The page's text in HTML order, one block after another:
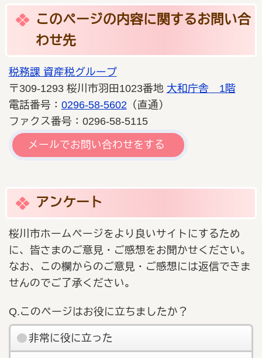
このページの内容に関するお問い合
わせ先
税務課 資産税グループ
〒309-1293 桜川市羽田1023番地 大和庁舎 1階
電話番号： 0296-58-5602 （直通）
ファクス番号：0296-58-5115
メールでお問い合わせをする
アンケート
桜川市ホームページをより良いサイトにするため
に、皆さまのご意見・ご感想をお聞かせください。
なお、この欄からのご意見・ご感想には返信できま
せんのでご了承ください。
Q.このページはお役に立ちましたか？
非常に役に立った